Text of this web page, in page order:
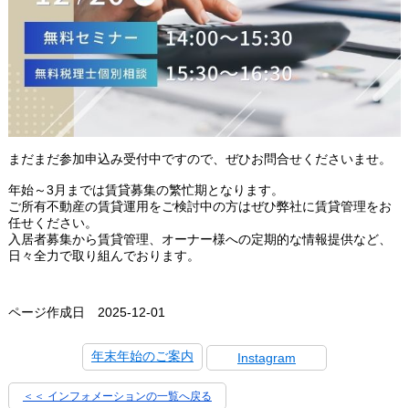
まだまだ参加申込み受付中ですので、ぜひお問合せくださいませ。
年始～3月までは賃貸募集の繁忙期となります。
ご所有不動産の賃貸運用をご検討中の方はぜひ弊社に賃貸管理をお
任せください。
入居者募集から賃貸管理、オーナー様への定期的な情報提供など、
日々全力で取り組んでおります。
ページ作成日 2025-12-01
年末年始のご案内 Instagram
＜＜ インフォメーションの一覧へ戻る